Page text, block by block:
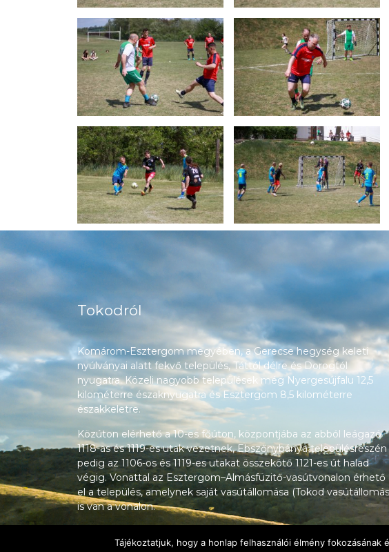
Tokodról
Komárom-Esztergom megyében, a Gerecse hegység keleti
nyúlványai alatt fekvő település, Táttól délre és Dorogtól
nyugatra. Közeli nagyobb települések még Nyergesújfalu 12,5
kilométerre északnyugatra és Esztergom 8,5 kilométerre
északkeletre.
Közúton elérhető a 10-es főúton, központjába az abból leágazó
1118-as és 1119-es utak vezetnek, Ebszőnybánya településrészén
pedig az 1106-os és 1119-es utakat összekötő 1121-es út halad
végig. Vonattal az Esztergom–Almásfüzitő-vasútvonalon érhető
el a település, amelynek saját vasútállomása (Tokod
is van a vonalon.
Tájékoztatjuk, hogy a honlap felhasználói élmény